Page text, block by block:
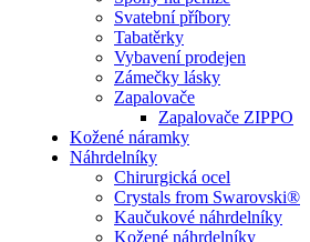
Svatební příbory
Tabatěrky
Vybavení prodejen
Zámečky lásky
Zapalovače
Zapalovače ZIPPO
Kožené náramky
Náhrdelníky
Chirurgická ocel
Crystals from Swarovski®
Kaučukové náhrdelníky
Kožené náhrdelníky